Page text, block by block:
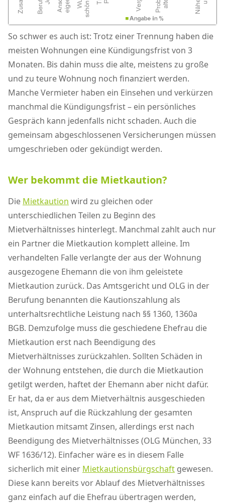
So schwer es auch ist: Trotz einer Trennung haben die
meisten Wohnungen eine Kündigungsfrist von 3
Monaten. Bis dahin muss die alte, meistens zu große
und zu teure Wohnung noch finanziert werden.
Manche Vermieter haben ein Einsehen und verkürzen
manchmal die Kündigungsfrist – ein persönliches
Gespräch kann jedenfalls nicht schaden. Auch die
gemeinsam abgeschlossenen Versicherungen müssen
umgeschrieben oder gekündigt werden.
Wer bekommt die Mietkaution?
Die Mietkaution wird zu gleichen oder
unterschiedlichen Teilen zu Beginn des
Mietverhältnisses hinterlegt. Manchmal zahlt auch nur
ein Partner die Mietkaution komplett alleine. Im
verhandelten Falle verlangte der aus der Wohnung
ausgezogene Ehemann die von ihm geleistete
Mietkaution zurück. Das Amtsgericht und OLG in der
Berufung benannten die Kautionszahlung als
unterhaltsrechtliche Leistung nach §§ 1360, 1360a
BGB. Demzufolge muss die geschiedene Ehefrau die
Mietkaution erst nach Beendigung des
Mietverhältnisses zurückzahlen. Sollten Schäden in
der Wohnung entstehen, die durch die Mietkaution
getilgt werden, haftet der Ehemann aber nicht dafür.
Er hat, da er aus dem Mietverhältnis ausgeschieden
ist, Anspruch auf die Rückzahlung der gesamten
Mietkaution mitsamt Zinsen, allerdings erst nach
Beendigung des Mietverhältnisses (OLG München, 33
WF 1636/12). Einfacher wäre es in diesem Falle
sicherlich mit einer Mietkautionsbürgschaft gewesen.
Diese kann bereits vor Ablauf des Mietverhältnisses
ganz einfach auf die Ehefrau übertragen werden,